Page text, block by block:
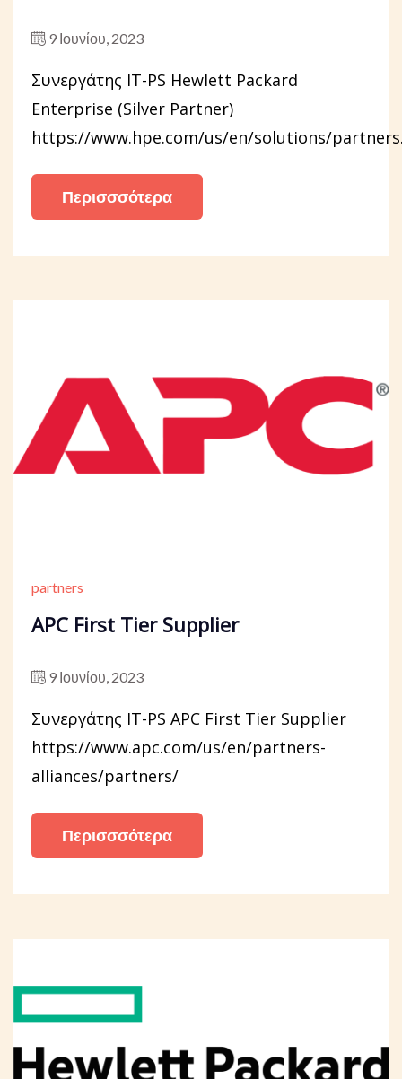
9 Ιουνίου, 2023
Συνεργάτης IT-PS Hewlett Packard
Enterprise (Silver Partner)
https://www.hpe.com/us/en/solutions/
Περισσσότερα
partners
APC First Tier Supplier
9 Ιουνίου, 2023
Συνεργάτης IT-PS APC First Tier Supplier
https://www.apc.com/us/en/partners-
alliances/partners/
Περισσσότερα